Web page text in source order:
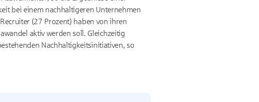
bei einem nachhaltigeren Unternehmen
(27 Prozent) haben von ihren
aktiv werden soll. Gleichzeitig
Nachhaltigkeitsinitiativen, so